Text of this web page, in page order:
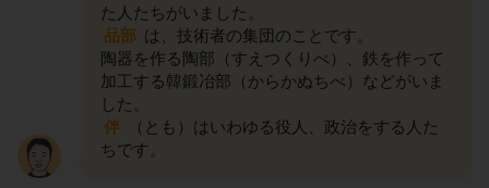
た人たちがいました。
品部 は、技術者の集団のことです。
陶器を作る陶部（すえつくりべ）、鉄を作って
加工する韓鍛冶部（からかぬちべ）などがいま
した。
伴
（とも）はいわゆる役人、政治をする人た
ちです。